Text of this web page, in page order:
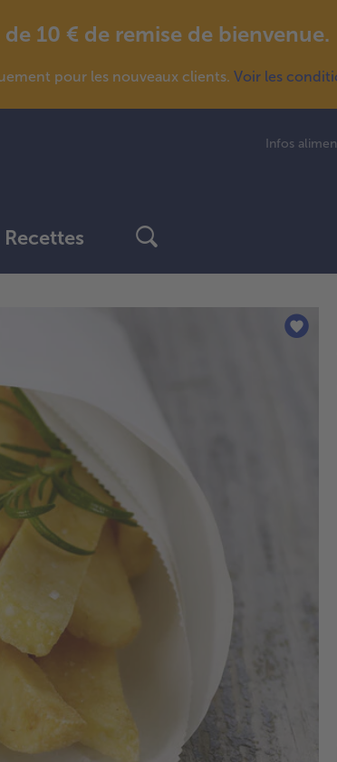
10 € de remise de bienvenue.
pour les nouveaux clients. Voir les
Infos
Recettes